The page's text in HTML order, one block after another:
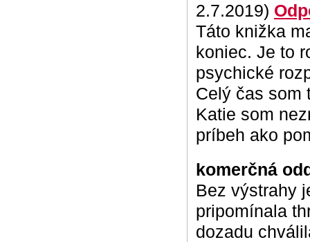
2.7.2019)
Táto knižka
koniec. Je to
psychické
Celý čas som
Katie som
príbeh ako
komerčná
Bez výstrahy
pripomínala
dozadu